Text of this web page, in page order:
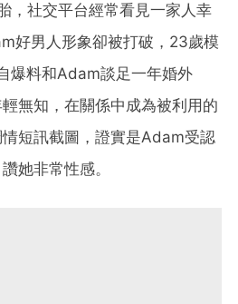
，社交平台經常看見一家人幸
好男人形象卻被打破，23歲模
爆料和Adam談足一年婚外
無知，在關係中成為被利用的
短訊截圖，證實是Adam受認
她非常性感。